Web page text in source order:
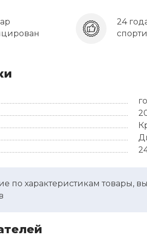
24
по характеристикам товары,